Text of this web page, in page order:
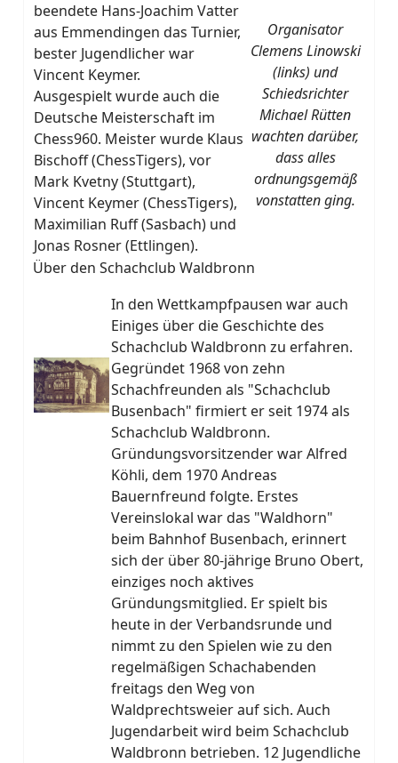
beendete Hans-Joachim Vatter
aus Emmendingen das Turnier,
bester Jugendlicher war
Vincent Keymer.
Ausgespielt wurde auch die
Deutsche Meisterschaft im
Chess960. Meister wurde Klaus
Bischoff (ChessTigers), vor
Mark Kvetny (Stuttgart),
Vincent Keymer (ChessTigers),
Maximilian Ruff (Sasbach) und
Jonas Rosner (Ettlingen).
Organisator
Clemens Linowski
(links) und
Schiedsrichter
Michael Rütten
wachten darüber,
dass alles
ordnungsgemäß
vonstatten ging.
Über den Schachclub Waldbronn
In den Wettkampfpausen war auch
Einiges über die Geschichte des
Schachclub Waldbronn zu erfahren.
Gegründet 1968 von zehn
Schachfreunden als "Schachclub
Busenbach" firmiert er seit 1974 als
Schachclub Waldbronn.
Gründungsvorsitzender war Alfred
Köhli, dem 1970 Andreas
Bauernfreund folgte. Erstes
Vereinslokal war das "Waldhorn"
beim Bahnhof Busenbach, erinnert
sich der über 80-jährige Bruno Obert,
einziges noch aktives
Gründungsmitglied. Er spielt bis
heute in der Verbandsrunde und
nimmt zu den Spielen wie zu den
regelmäßigen Schachabenden
freitags den Weg von
Waldprechtsweier auf sich. Auch
Jugendarbeit wird beim Schachclub
Waldbronn betrieben. 12 Jugendliche